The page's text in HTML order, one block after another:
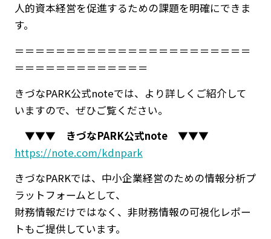
人的資本経営を促進するための課題を明確にできま
す。
＝＝＝＝＝＝＝＝＝＝＝＝＝＝＝＝＝＝＝＝＝＝＝
＝＝＝＝＝＝＝＝＝＝＝＝＝
きづなPARK公式noteでは、より詳しくご紹介して
いますので、ぜひご覧ください。
▼▼▼ きづなPARK公式note ▼▼▼
https://note.com/kdnpark
きづなPARKでは、中小企業経営のための情報分析プ
ラットフォームとして、
財務情報だけではなく、非財務情報の可視化レポー
トもご提供しています。